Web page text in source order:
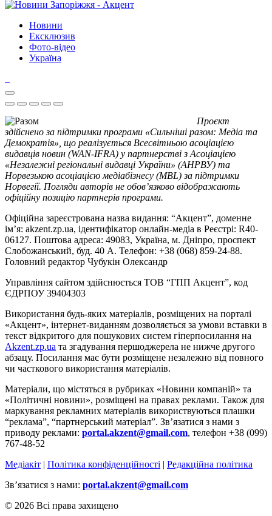
Новини
Ексклюзив
Фото-відео
Україна
Проєкт
здійснено за підтримки програми «Сильніші разом: Медіа та
Демократія», що реалізується Всесвітньою асоціацією
видавців новин (WAN-IFRA) у партнерстві з Асоціацією
«Незалежні регіональні видавці України» (АНРВУ) та
Норвезькою асоціацією медіабізнесу (MBL) за підтримки
Норвегії. Погляди авторів не обов’язково відображають
офіційну позицію партнерів програми.
Офіційна зареєстрована назва видання: “Акцент”, доменне
ім’я: akzent.zp.ua, ідентифікатор онлайн-медіа в Реєстрі: R40-
06127. Поштова адреса: 49083, Україна, м. Дніпро, проспект
Слобожанський, буд. 40 А. Телефон: +38 (068) 859-24-88.
Головний редактор Чубукін Олександр
Управління сайтом здійснюється ТОВ “ГПП Акцент”, код
ЄДРПОУ 39404303
Використання будь-яких матеріалів, розміщених на порталі
«Акцент», інтернет-виданням дозволяється за умови вставки в
текст відкритого для пошукових систем гіперпосилання на
Akzent.zp.ua та згадування першоджерела не нижче другого
абзацу. Посилання має бути розміщене незалежно від повного
чи часткового використання матеріалів.
Матеріали, що містяться в рубриках «Новини компаній» та
«Політичні новини», розміщені на правах реклами. Також для
маркування рекламних матеріалів використвуються плашки
“реклама”, “партнерський матеріал”. Зв’язатися з нами з
приводу реклами: portal.akzent@gmail.com, телефон +38 (099)
767-48-52
Медіакіт | Політика конфіденційності | Редакційна політика
Зв’язатися з нами: portal.akzent@gmail.com
© 2026 Всі права захищено